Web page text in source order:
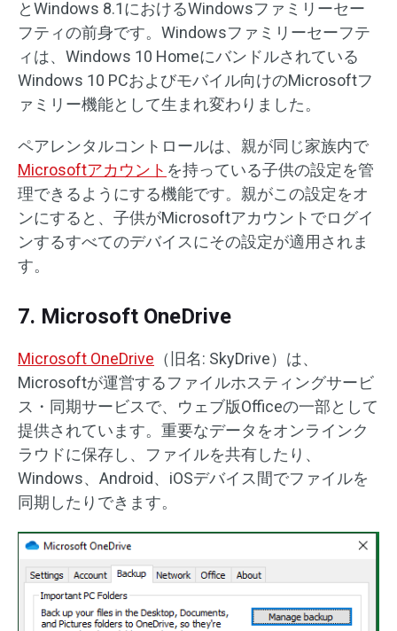
とWindows 8.1におけるWindowsファミリーセー
フティの前身です。Windowsファミリーセーフテ
ィは、Windows 10 Homeにバンドルされている
Windows 10 PCおよびモバイル向けのMicrosoftフ
ァミリー機能として生まれ変わりました。
ペアレンタルコントロールは、親が同じ家族内で
Microsoftアカウント を持っている子供の設定を管
理できるようにする機能です。親がこの設定をオ
ンにすると、子供がMicrosoftアカウントでログイ
ンするすべてのデバイスにその設定が適用されま
す。
7. Microsoft OneDrive
Microsoft OneDrive （旧名: SkyDrive）は、
Microsoftが運営するファイルホスティングサービ
ス・同期サービスで、ウェブ版Officeの一部として
提供されています。重要なデータをオンラインク
ラウドに保存し、ファイルを共有したり、
Windows、Android、iOSデバイス間でファイルを
同期したりできます。